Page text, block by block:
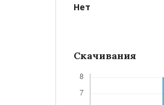
Нет
Скачивания